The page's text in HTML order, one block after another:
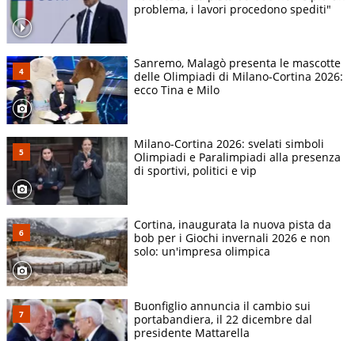
problema, i lavori procedono spediti"
Sanremo, Malagò presenta le mascotte
delle Olimpiadi di Milano-Cortina 2026:
ecco Tina e Milo
Milano-Cortina 2026: svelati simboli
Olimpiadi e Paralimpiadi alla presenza
di sportivi, politici e vip
Cortina, inaugurata la nuova pista da
bob per i Giochi invernali 2026 e non
solo: un'impresa olimpica
Buonfiglio annuncia il cambio sui
portabandiera, il 22 dicembre dal
presidente Mattarella